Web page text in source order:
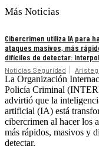
Más Noticias
Cibercrimen utiliza IA para
ataques masivos, más
difíciles de detectar: Interpol
Noticias Seguridad
La Organización
Policía Criminal
advirtió que la
artificial (IA) está
cibercrimen al hacer los
más rápidos, masivos y
detectar.